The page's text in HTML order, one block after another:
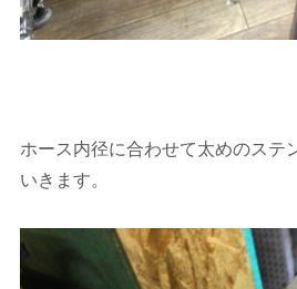
ホース内径に合わせて太めのステ
いきます。